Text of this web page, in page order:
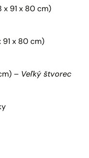
x 91 x 80 cm)
91 x 80 cm)
– Veľký štvorec